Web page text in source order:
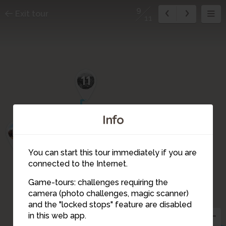
Info
You can start this tour immediately if you are
connected to the Internet.
Game-tours: challenges requiring the
camera (photo challenges, magic scanner)
and the "locked stops" feature are disabled
in this web app.
11
10
9